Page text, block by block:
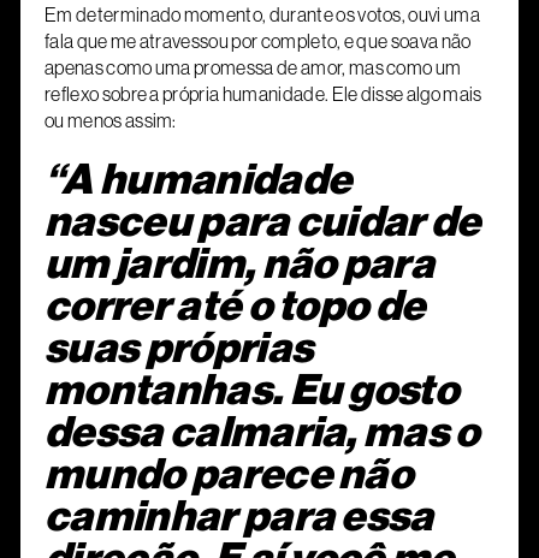
Em determinado momento, durante os votos, ouvi uma
fala que me atravessou por completo, e que soava não
apenas como uma promessa de amor, mas como um
reflexo sobre a própria humanidade. Ele disse algo mais
ou menos assim:
“A humanidade
nasceu para cuidar de
um jardim, não para
correr até o topo de
suas próprias
montanhas. Eu gosto
dessa calmaria, mas o
mundo parece não
caminhar para essa